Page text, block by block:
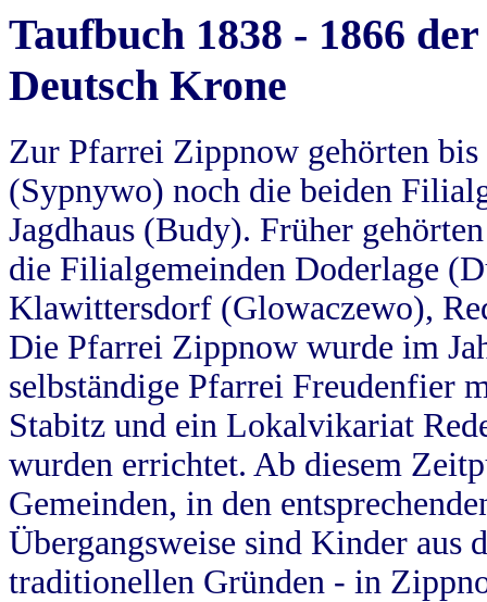
Taufbuch 1838 - 1866
Deutsch Krone
Zur Pfarrei Zippnow gehörten
(Sypnywo) noch die beiden
Jagdhaus (Budy). Früher
die Filialgemeinden Doderlage
Klawittersdorf (Glowaczewo),
Die Pfarrei Zippnow wurde im
selbständige Pfarrei Freudenfier
Stabitz und ein Lokalvikariat
wurden errichtet. Ab diesem
Gemeinden, in den
Übergangsweise sind Kinder aus
traditionellen Gründen - in